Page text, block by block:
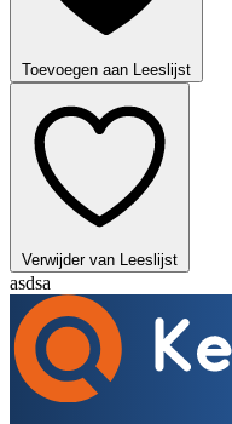
Toevoegen aan Leeslijst
Verwijder van Leeslijst
asdsa